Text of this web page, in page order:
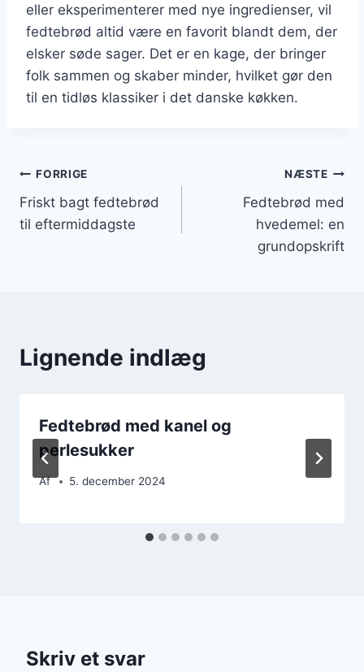
eller eksperimenterer med nye ingredienser, vil
fedtebrød altid være en favorit blandt dem, der
elsker søde sager. Det er en kage, der bringer
folk sammen og skaber minder, hvilket gør den
til en tidløs klassiker i det danske køkken.
Indlægsnavigation
FORRIGE
Friskt bagt fedtebrød
til eftermiddagste
NÆSTE
Fedtebrød med
hvedemel: en
grundopskrift
Lignende indlæg
Fedtebrød med kanel og
perlesukker
Af 5. december 2024
Skriv et svar